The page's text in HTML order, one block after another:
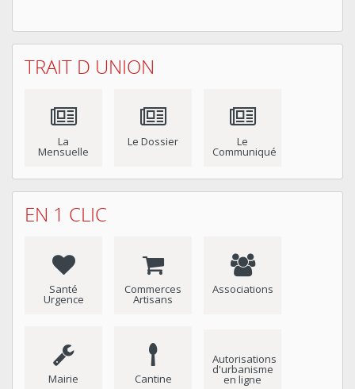
TRAIT D UNION
La
Mensuelle
Le Dossier Le
Communiqué
EN 1 CLIC
Santé
Urgence
Commerces
Artisans
Associations
Mairie Cantine
Autorisations
d'urbanisme
en ligne